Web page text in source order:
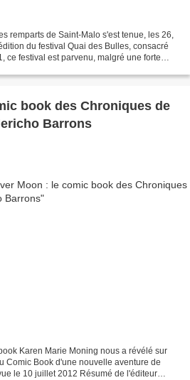
remparts de Saint-Malo s'est tenue, les 26,
du festival Quai des Bulles, consacré
ce festival est parvenu, malgré une forte
book des Chroniques de
Barrons
Karen Marie Moning nous a révélé sur
Comic Book d'une nouvelle aventure de
le 10 juillet 2012 Résumé de l'éditeur